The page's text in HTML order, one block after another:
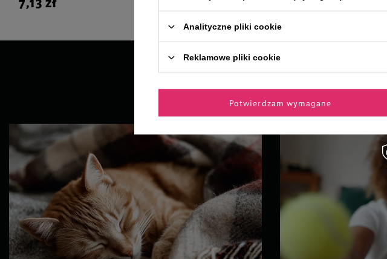
7,13 zł 72,90 zł
Z
Analityczne pliki cookie
Reklamowe pliki cookie
Potwierdzam wymagane